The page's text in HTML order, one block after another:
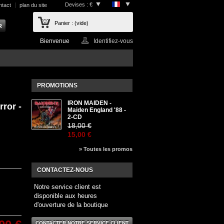
Devises : €
plan du site
Panier : (vide)
Bienvenue Identifiez-vous
-
PROMOTIONS
IRON MAIDEN -
Maiden England '88 -
2-CD
18,00 €
15,00 €
» Toutes les promos
CONTACTEZ-NOUS
Notre service client est
disponible aux heures
d'ouverture de la boutique
CONTACTER NOTRE SERVICE CLIENT